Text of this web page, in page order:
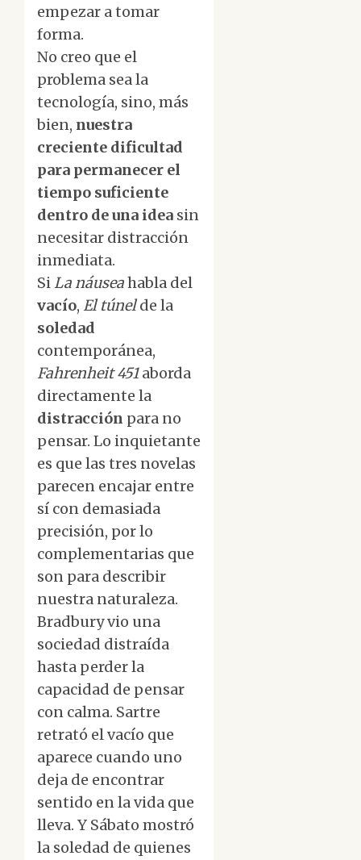
empezar a tomar
forma.
No creo que el
problema sea la
tecnología, sino, más
bien, nuestra
creciente dificultad
para permanecer el
tiempo suficiente
dentro de una idea sin
necesitar distracción
inmediata.
SiLa náuseahabla del
vacío, El túnelde la
soledad
contemporánea,
Fahrenheit 451aborda
directamente la
distracción para no
pensar. Lo inquietante
es que las tres novelas
parecen encajar entre
sí con demasiada
precisión, por lo
complementarias que
son para describir
nuestra naturaleza.
Bradbury vio una
sociedad distraída
hasta perder la
capacidad de pensar
con calma. Sartre
retrató el vacío que
aparece cuando uno
deja de encontrar
sentido en la vida que
lleva. Y Sábato mostró
la soledad de quienes